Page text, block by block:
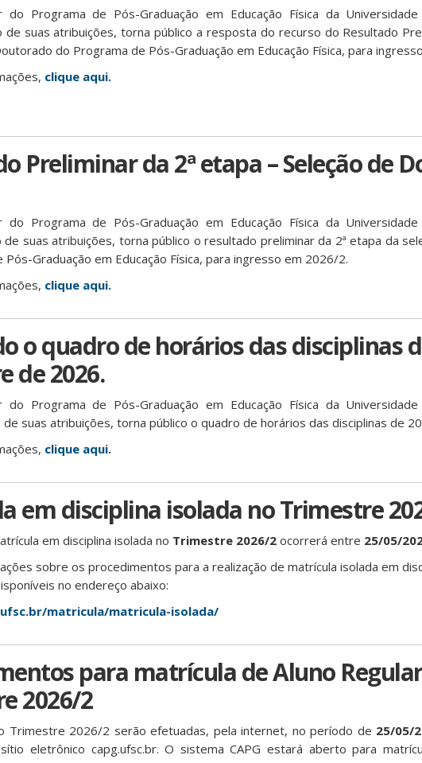
do Programa de Pós-Graduação em Educação Física da
de suas atribuições, torna público a resposta do recurso do Resultado
do Programa de Pós-Graduação em Educação Física, para
clique aqui.
Preliminar da 2ª etapa – Seleção de
do Programa de Pós-Graduação em Educação Física da
de suas atribuições, torna público o resultado preliminar da 2ª etapa da
Graduação em Educação Física, para ingresso em 2026/2.
clique aqui.
o quadro de horários das disciplinas
de 2026.
do Programa de Pós-Graduação em Educação Física da
de suas atribuições, torna público o quadro de horários das disciplinas de
clique aqui.
em disciplina isolada no Trimestre
em disciplina isolada no Trimestre 2026/2 ocorrerá entre 25/05/
sobre os procedimentos para a realização de matrícula isolada em
no endereço abaixo:
matricula/matricula-isolada/
para matrícula de Aluno
2026/2
Trimestre 2026/2 serão efetuadas, pela internet, no período de 25/05/
eletrônico capg.ufsc.br. O sistema CAPG estará aberto para